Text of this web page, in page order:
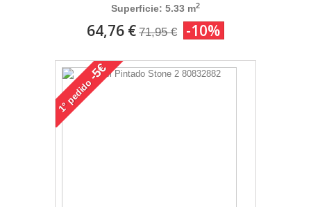
Superficie: 5.33 m2
64,76 € 71,95 € -10%
1°
pedido
-5€